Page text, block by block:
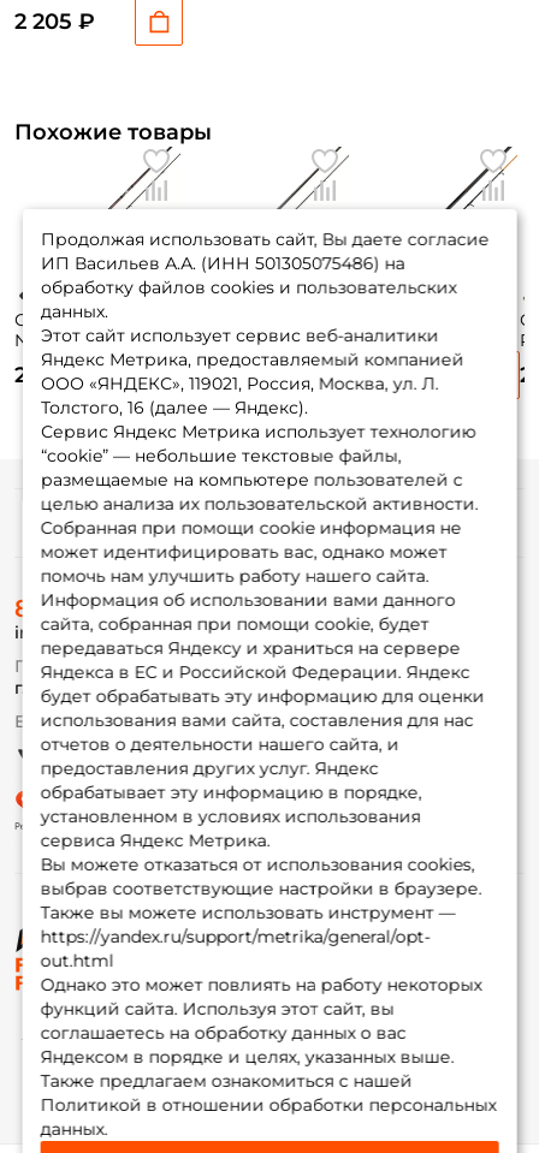
MSRE21L
2 205 ₽
Похожие товары
Спиннинг
Norstream Rooky
213см. 8-32гр.
142гр. fast / RKS-
702MMH
2 890 ₽
Pinpoint 215см. 1-
7гр. 90гр. fast /
PP712UL
2 850 ₽
Blaster BOAT
210XH
2 455 ₽ 2
Продолжая использовать сайт, Вы даете согласие
ИП Васильев А.А. (ИНН 501305075486) на
обработку файлов cookies и пользовательских
данных.
Этот сайт использует сервис веб-аналитики
Яндекс Метрика, предоставляемый компанией
ООО «ЯНДЕКС», 119021, Россия, Москва, ул. Л.
Толстого, 16 (далее — Яндекс).
Сервис Яндекс Метрика использует технологию
“cookie” — небольшие текстовые файлы,
размещаемые на компьютере пользователей с
целью анализа их пользовательской активности.
Собранная при помощи cookie информация не
может идентифицировать вас, однако может
помочь нам улучшить работу нашего сайта.
Информация об использовании вами данного
сайта, собранная при помощи cookie, будет
передаваться Яндексу и храниться на сервере
Яндекса в ЕС и Российской Федерации. Яндекс
будет обрабатывать эту информацию для оценки
использования вами сайта, составления для нас
отчетов о деятельности нашего сайта, и
предоставления других услуг. Яндекс
обрабатывает эту информацию в порядке,
установленном в условиях использования
сервиса Яндекс Метрика.
Вы можете отказаться от использования cookies,
выбрав соответствующие настройки в браузере.
Также вы можете использовать инструмент —
https://yandex.ru/support/metrika/general/opt-
out.html
Однако это может повлиять на работу некоторых
функций сайта. Используя этот сайт, вы
соглашаетесь на обработку данных о вас
Яндексом в порядке и целях, указанных выше.
Также предлагаем ознакомиться с нашей
Политикой в отношении обработки персональных
данных.
© ФоксФишинг, 2009-2026
Информация
О магазине
Доставка
Оплата
Fox-bonus
Гуру
Партнерская программа
8 (495) 532-77-88
info@foxfishing.ru
По вопросам с заказом
г. Москва, ул. Плеханова д.7
Ежедневно 10:00 до 20:00